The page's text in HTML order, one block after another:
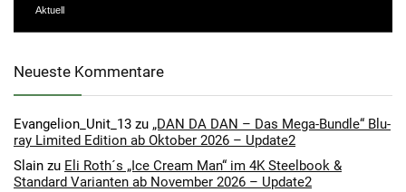
Aktuell
Neueste Kommentare
Evangelion_Unit_13 zu „DAN DA DAN – Das Mega-Bundle“ Blu-
ray Limited Edition ab Oktober 2026 – Update2
Slain zu Eli Roth´s „Ice Cream Man“ im 4K Steelbook &
Standard Varianten ab November 2026 – Update2